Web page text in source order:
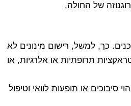
של החולה.
כך, למשל, רישום מינונים לא
תרופתיות או אלרגיות, או
או תופעות לוואי וטיפול